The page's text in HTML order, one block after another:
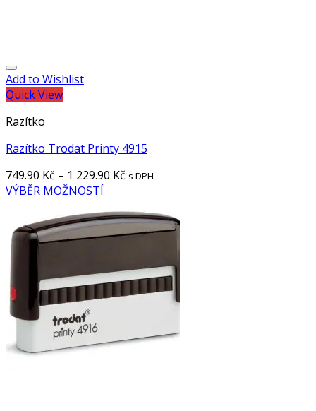
Add to Wishlist
Quick View
Razítko
Razítko Trodat Printy 4915
749.90 Kč – 1 229.90 Kč s DPH
VÝBĚR MOŽNOSTÍ